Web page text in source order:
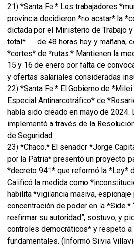
21) *Santa Fe.* Los trabajadores
provincia decidieron *no acatar* la
dictada por el Ministerio de Trabajo
total*
de 48 horas hoy y mañana,
*cortes* de *rutas.* Mantienen la
15 y 16 de enero por falta de
y ofertas salariales consideradas
22) *Santa Fe.* El Gobierno de
Especial Antinarcotráfico* de
había sido creado en mayo de 2024.
implementó a través de la
de Seguridad.
23) *Chaco.* El senador *Jorge
por la Patria* presentó un proyecto
*decreto 941* que reformó la *Ley*
Calificó la medida como
habilita *vigilancia masiva,
concentración de poder en la *Side.*
reafirmar su autoridad”, sostuvo, y
controles democráticos* y respeto a
fundamentales. (Informó Silvia